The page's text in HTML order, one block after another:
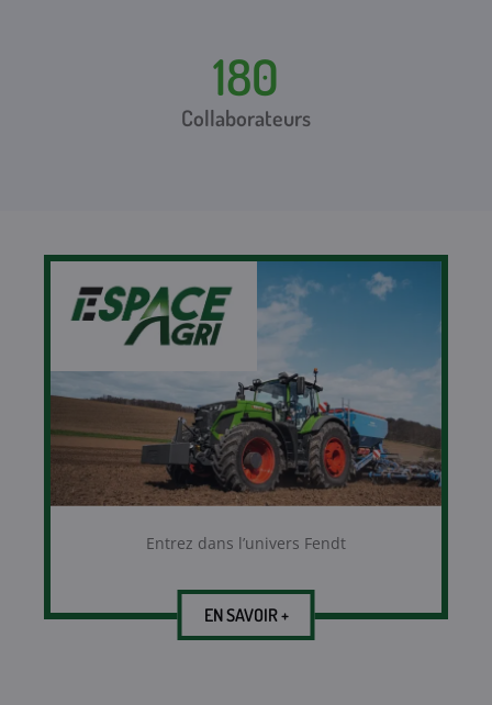
180
Collaborateurs
Entrez dans l’univers Fendt
EN SAVOIR +